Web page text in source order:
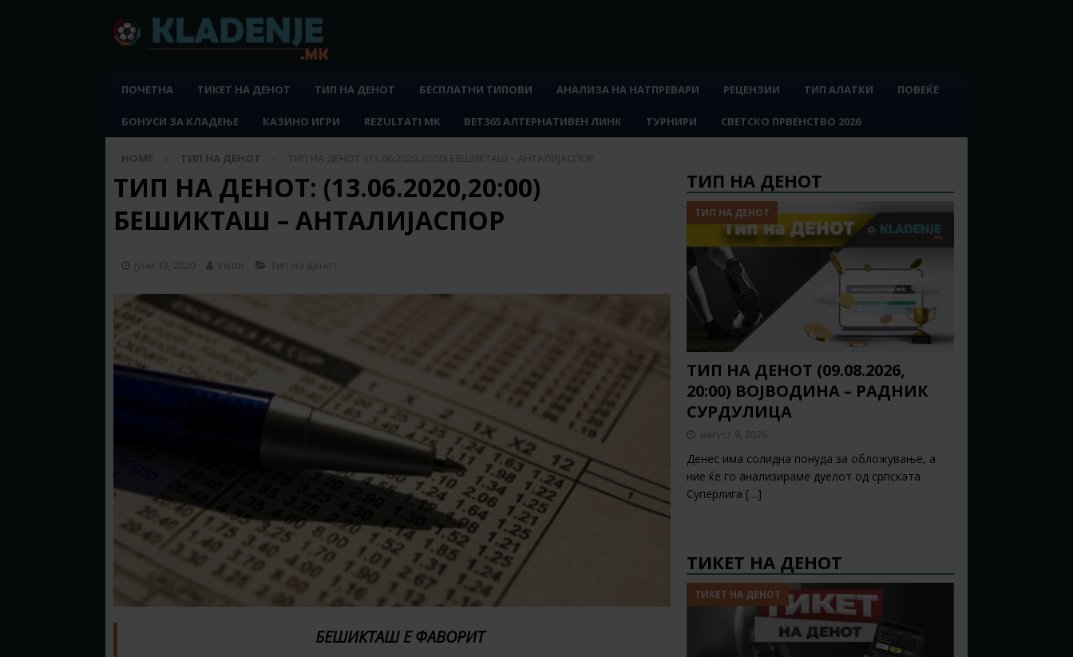
ПОЧЕТНА ТИКЕТ НА ДЕНОТ ТИП НА ДЕНОТ БЕСПЛАТНИ ТИПОВИ АНАЛИЗА НА НАТПРЕВАРИ РЕЦЕНЗИИ ТИП АЛАТКИ ПОВЕЌЕ
БОНУСИ ЗА КЛАДЕЊЕ КАЗИНО ИГРИ REZULTATI MK BET365 АЛТЕРНАТИВЕН ЛИНК ТУРНИРИ СВЕТСКО ПРВЕНСТВО 2026
HOME ТИП НА ДЕНОТ ТИП НА ДЕНОТ: (13.06.2020,20:00) БЕШИКТАШ – АНТАЛИЈАСПОР
ТИП НА ДЕНОТ: (13.06.2020,20:00)
БЕШИКТАШ – АНТАЛИЈАСПОР
јуни 13, 2020 Viktor Тип на денот
БЕШИКТАШ Е ФАВОРИТ
ТИП НА ДЕНОТ
ТИП НА ДЕНОТ
ТИП НА ДЕНОТ (09.08.2026,
20:00) ВОЈВОДИНА – РАДНИК
СУРДУЛИЦА
август 9, 2026
Денес има солидна понуда за обложување, а
ние ќе го анализираме дуелот од српската
Суперлига […]
ТИКЕТ НА ДЕНОТ
ТИКЕТ НА ДЕНОТ